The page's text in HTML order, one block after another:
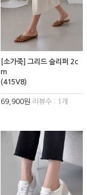
[소가죽] 그리드 슬리퍼 2c
m
(415V8)
69,900원 리뷰수 : 1개